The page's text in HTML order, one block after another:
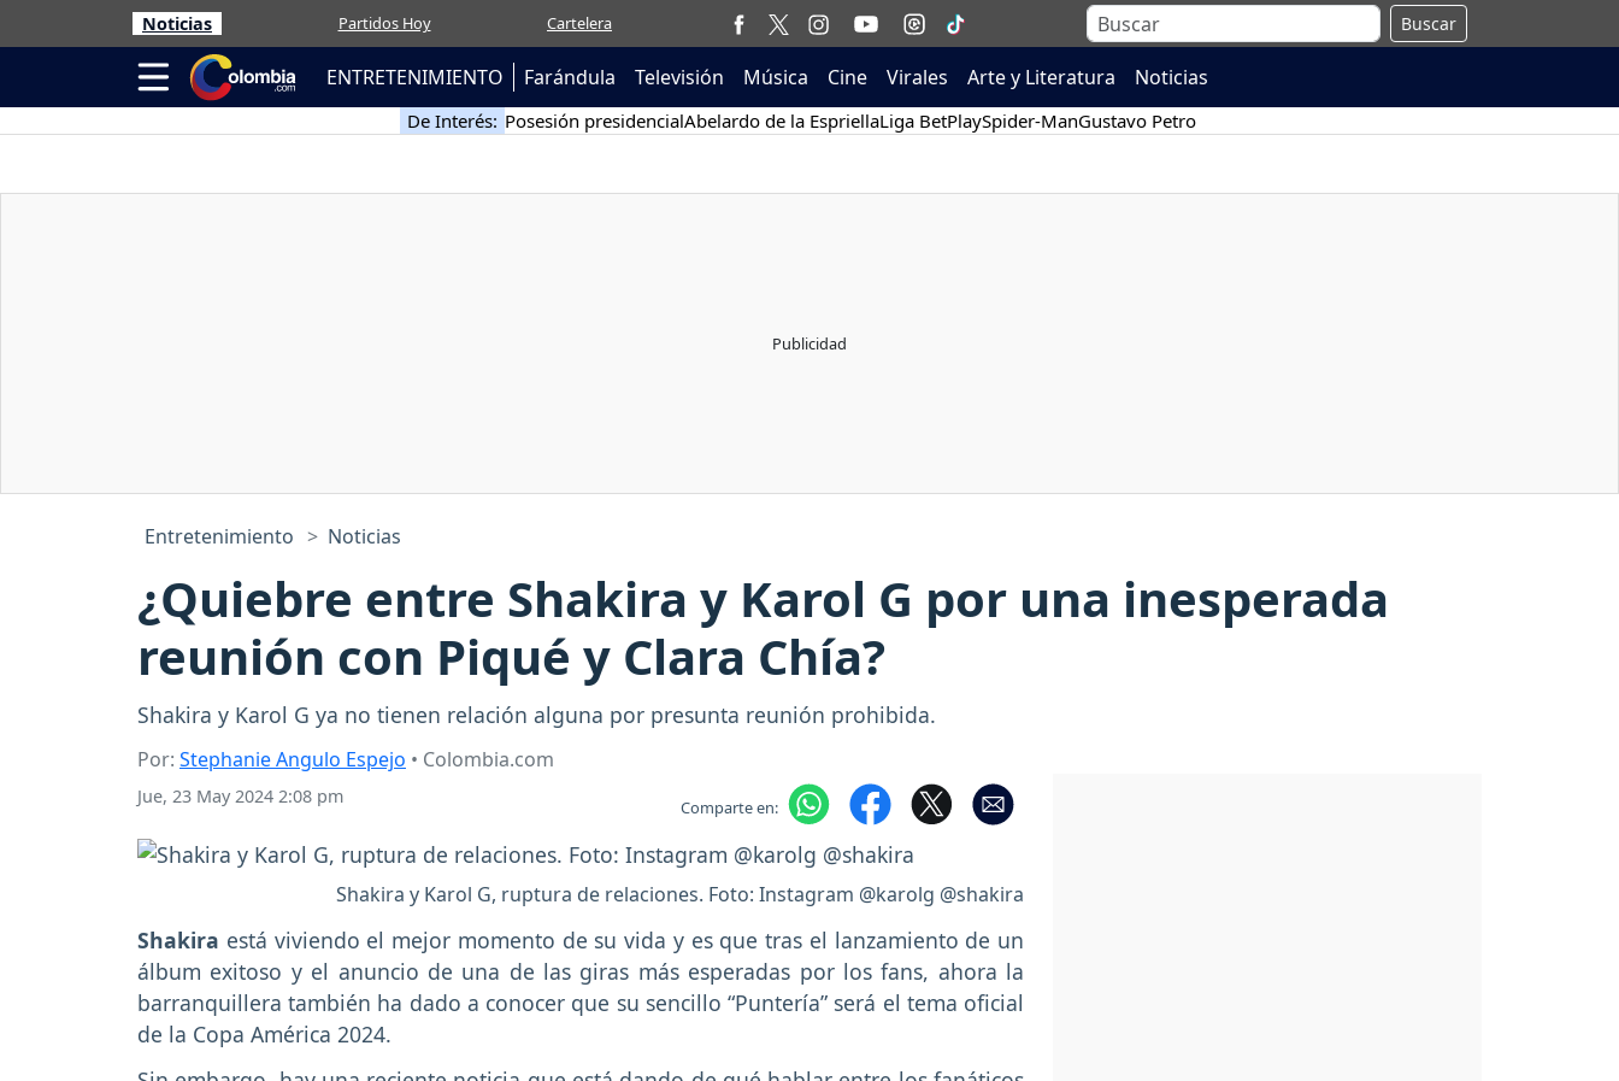
Noticias Partidos Hoy Cartelera Buscar
ENTRETENIMIENTO Farándula Televisión Música Cine Virales Arte y Literatura Noticias
De Interés: Posesión presidencialAbelardo de la EspriellaLiga BetPlaySpider-ManGustavo Petro
Entretenimiento Noticias
¿Quiebre entre Shakira y Karol G por una inesperada
reunión con Piqué y Clara Chía?
Shakira y Karol G ya no tienen relación alguna por presunta reunión prohibida.
Por: Stephanie Angulo Espejo • Colombia.com
Jue, 23 May 2024 2:08 pm Comparte en:
Shakira y Karol G, ruptura de relaciones. Foto: Instagram @karolg @shakira
Shakira está viviendo el mejor momento de su vida y es que tras el lanzamiento de un
álbum exitoso y el anuncio de una de las giras más esperadas por los fans, ahora la
barranquillera también ha dado a conocer que su sencillo “Puntería” será el tema oficial
de la Copa América 2024.